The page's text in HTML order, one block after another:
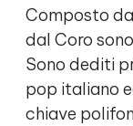
Composto
dal Coro
Sono dediti
pop italiano
chiave